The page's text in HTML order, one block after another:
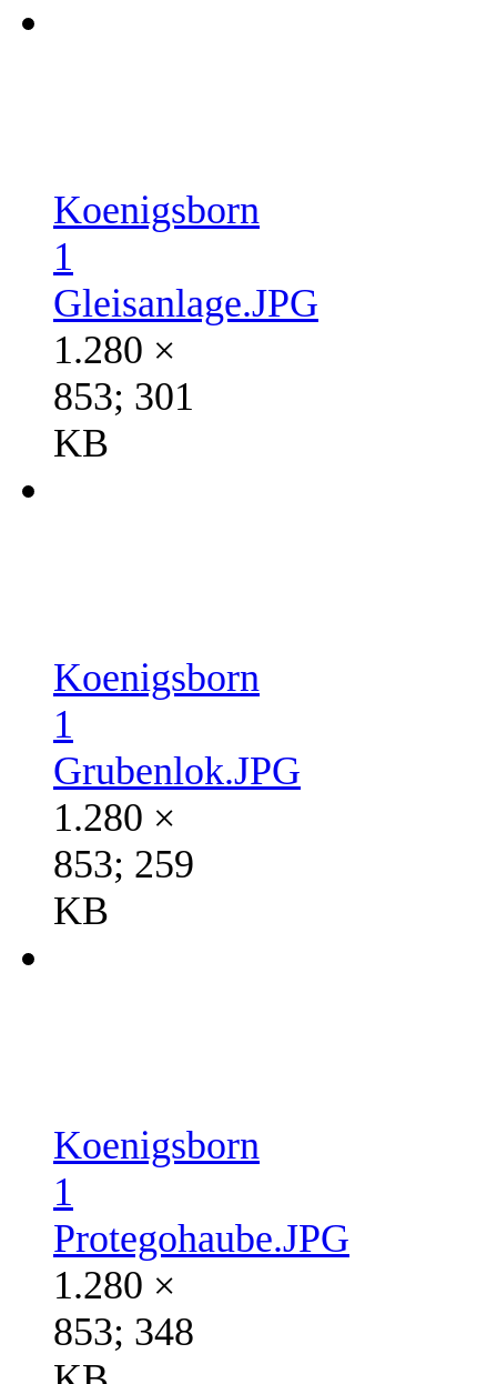
Koenigsborn
1
Gleisanlage.JPG
1.280 ×
853; 301
KB
Koenigsborn
1
Grubenlok.JPG
1.280 ×
853; 259
KB
Koenigsborn
1
Protegohaube.JPG
1.280 ×
853; 348